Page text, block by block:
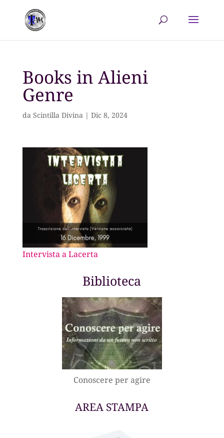
Books in Alieni
Genre
da Scintilla Divina| Dic 8, 2024
Intervista a Lacerta
Biblioteca
Conoscere per agire
AREA STAMPA